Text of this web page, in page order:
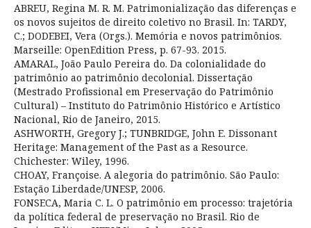
ABREU, Regina M. R. M. Patrimonialização das diferenças e
os novos sujeitos de direito coletivo no Brasil. In: TARDY,
C.; DODEBEI, Vera (Orgs.). Memória e novos patrimônios.
Marseille: OpenEdition Press, p. 67-93. 2015.
AMARAL, João Paulo Pereira do. Da colonialidade do
patrimônio ao patrimônio decolonial. Dissertação
(Mestrado Profissional em Preservação do Patrimônio
Cultural) – Instituto do Patrimônio Histórico e Artístico
Nacional, Rio de Janeiro, 2015.
ASHWORTH, Gregory J.; TUNBRIDGE, John E. Dissonant
Heritage: Management of the Past as a Resource.
Chichester: Wiley, 1996.
CHOAY, Françoise. A alegoria do patrimônio. São Paulo:
Estação Liberdade/UNESP, 2006.
FONSECA, Maria C. L. O patrimônio em processo: trajetória
da política federal de preservação no Brasil. Rio de